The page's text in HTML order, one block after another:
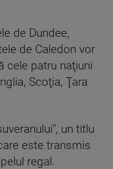
de Dundee,
de Caledon vor
cele patru naţiuni
Scoţia, Ţara
un titlu
este transmis
regal.